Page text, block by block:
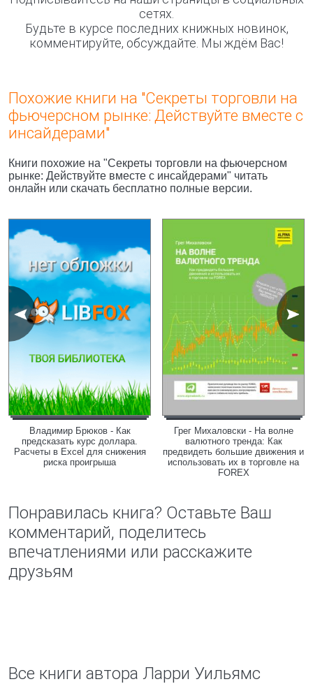
сетях.
Будьте в курсе последних книжных новинок,
комментируйте, обсуждайте. Мы ждём Вас!
Похожие книги на "Секреты торговли на
фьючерсном рынке: Действуйте вместе с
инсайдерами"
Книги похожие на "Секреты торговли на фьючерсном
рынке: Действуйте вместе с инсайдерами" читать
онлайн или скачать бесплатно полные версии.
Владимир Брюков - Как
предсказать курс доллара.
Расчеты в Excel для снижения
риска проигрыша
Грег Михаловски - На волне
валютного тренда: Как
предвидеть большие движения и
использовать их в торговле на
FOREX
Понравилась книга? Оставьте Ваш
комментарий, поделитесь
впечатлениями или расскажите
друзьям
Все книги автора Ларри Уильямс